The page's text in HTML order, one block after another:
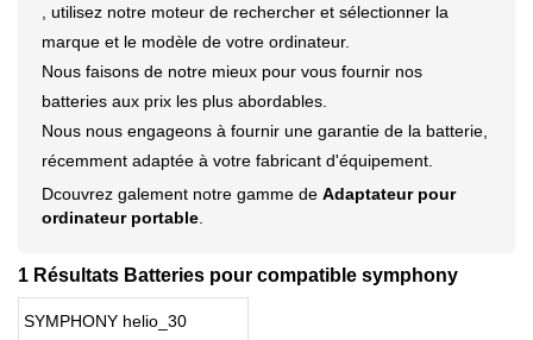
, utilisez notre moteur de rechercher et sélectionner la
marque et le modèle de votre ordinateur.
Nous faisons de notre mieux pour vous fournir nos
batteries aux prix les plus abordables.
Nous nous engageons à fournir une garantie de la batterie,
récemment adaptée à votre fabricant d'équipement.
Dcouvrez galement notre gamme de Adaptateur pour
ordinateur portable
1 Résultats Batteries pour compatible symphony
SYMPHONY helio_30